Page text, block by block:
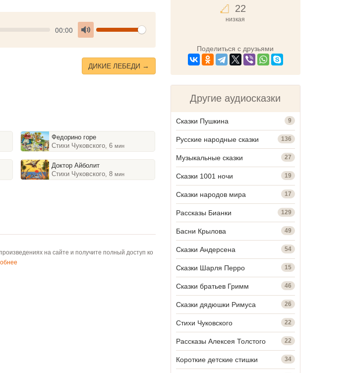
Current
time
00:00
Toggle
Volume
ДИКИЕ ЛЕБЕДИ →
Федорино горе
Стихи Чуковского, 6мин
Доктор Айболит
Стихи Чуковского, 8мин
на сайте и получите полный доступ ко
22
низкая
Поделиться с друзьями
Другие аудиосказки
Сказки Пушкина 9
Русские народные сказки 136
Музыкальные сказки 27
Сказки 1001 ночи 19
Сказки народов мира 17
Рассказы Бианки 129
Басни Крылова 49
Сказки Андерсена 54
Сказки Шарля Перро 15
Сказки братьев Гримм 46
Сказки дядюшки Римуса 26
Стихи Чуковского 22
Рассказы Алексея Толстого 22
Короткие детские стишки 34